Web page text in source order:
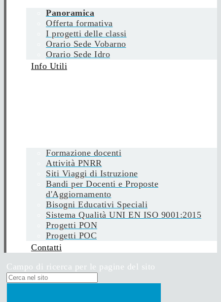
Panoramica
Offerta formativa
I progetti delle classi
Orario Sede Vobarno
Orario Sede Idro
Info Utili
Formazione docenti
Attività PNRR
Siti Viaggi di Istruzione
Bandi per Docenti e Proposte
d'Aggiornamento
Bisogni Educativi Speciali
Sistema Qualità UNI EN ISO 9001:2015
Progetti PON
Progetti POC
Contatti
Campo di ricerca per le pagine del sito